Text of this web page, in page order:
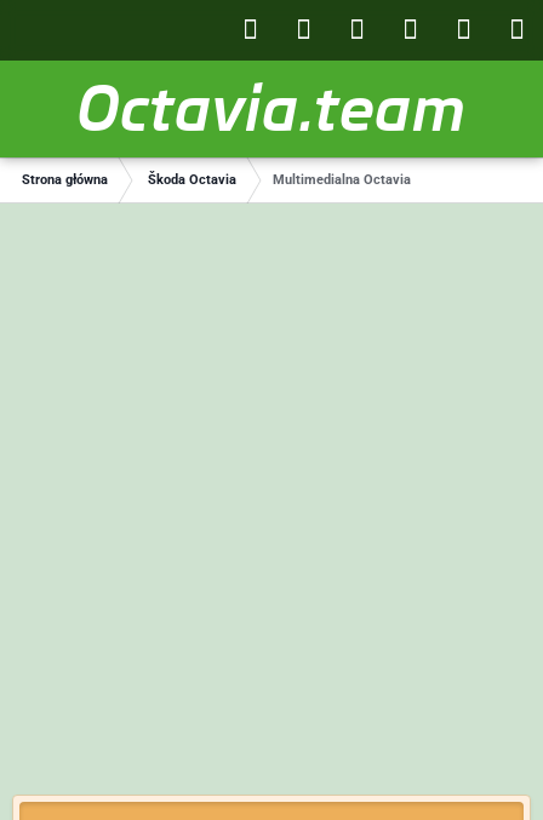
Octavia.team
Strona główna Škoda Octavia Multimedialna Octavia